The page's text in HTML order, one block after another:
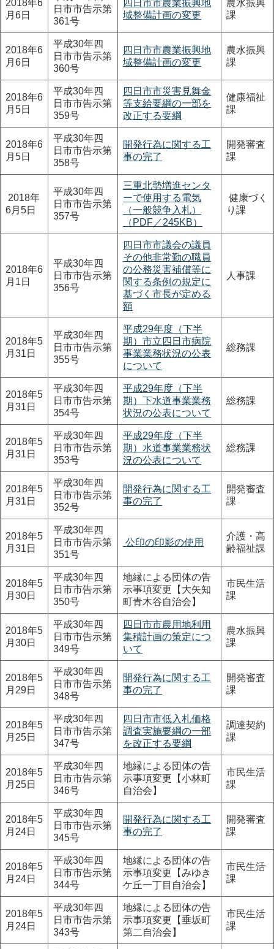
2018年6
月6日
日市市告示第
361号
四日市市農業振興地
域整備計画の変更
農水振興
課
2018年6
月6日
平成30年四
日市市告示第
360号
四日市市農業振興地
域整備計画の変更
農水振興
課
2018年6
月5日
平成30年四
日市市告示第
359号
四日市市災害見舞金
等支給要綱の一部を
改正する要綱
健康福祉
課
2018年6
月5日
平成30年四
日市市告示第
358号
開発行為に関する工
事の完了
開発審査
課
2018年
6月5日
平成30年四
日市市告示第
357号
三重北勢増進センタ
ーで使用する電気
（一般競争入札）
（PDF／245KB）
健康づく
り課
2018年6
月1日
平成30年四
日市市告示第
356号
四日市市議会の議員
その他非常勤の職員
の公務災害補償等に
関する条例の規定に
基づく市長が定める
額
人事課
2018年5
月31日
平成30年四
日市市告示第
355号
平成29年度（下半
期）市立四日市病院
事業業務状況の公表
について
総務課
2018年5
月31日
平成30年四
日市市告示第
354号
平成29年度（下半
期）下水道事業業務
状況の公表について
総務課
2018年5
月31日
平成30年四
日市市告示第
353号
平成29年度（下半
期）水道事業業務状
況の公表について
総務課
2018年5
月31日
平成30年四
日市市告示第
352号
開発行為に関する工
事の完了
開発審査
課
2018年5
月31日
平成30年四
日市市告示第
351号
公印の印影の使用
介護・高
齢福祉課
2018年5
月30日
平成30年四
日市市告示第
350号
地縁による団体の告
示事項変更【大矢知
町青木谷自治会】
市民生活
課
2018年5
月30日
平成30年四
日市市告示第
349号
四日市市農用地利用
集積計画の策定につ
いて
農水振興
課
2018年5
月29日
平成30年四
日市市告示第
348号
開発行為に関する工
事の完了
開発審査
課
2018年5
月25日
平成30年四
日市市告示第
347号
四日市市低入札価格
調査実施要綱の一部
を改正する要綱
調達契約
課
2018年5
月25日
平成30年四
日市市告示第
346号
地縁による団体の告
示事項変更【小林町
自治会】
市民生活
課
2018年5
月24日
平成30年四
日市市告示第
345号
開発行為に関する工
事の完了
開発審査
課
2018年5
月24日
平成30年四
日市市告示第
344号
地縁による団体の告
示事項変更【みゆき
ケ丘一丁目自治会】
市民生活
課
2018年5
月24日
平成30年四
日市市告示第
343号
地縁による団体の告
示事項変更【垂坂町
第二自治会】
市民生活
課